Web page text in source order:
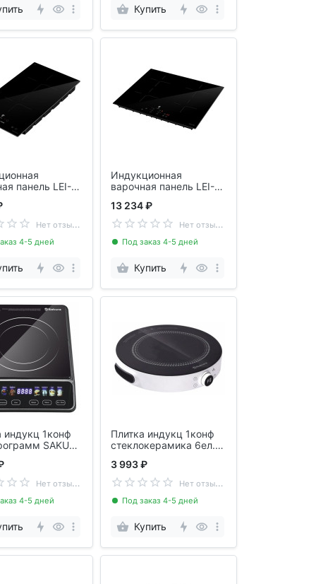
Купить
панель LEI-
Н
ет отзывов
4-5 дней
Индукционная
варочная панель LEI-
109713
13 234 ₽
Н
ет отзывов
Под заказ 4-5 дней
Купить
индукц 1конф
SAKURA
Н
ет отзывов
4-5 дней
Плитка индукц 1конф
стеклокерамика 6ел.
3 993 ₽
Н
ет отзывов
Под заказ 4-5 дней
Купить